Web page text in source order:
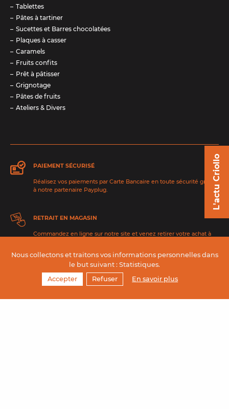
Nous collectons et traitons vos informations personnelles dans
le but suivant : Statistiques.
Accepter
Refuser En savoir plus
L'actu Criollo
Tablettes
Pâtes à tartiner
Sucettes et Barres chocolatées
Plaques à casser
Caramels
Fruits confits
Prêt à pâtisser
Grignotage
Pâtes de fruits
Ateliers & Divers
PAIEMENT SÉCURISÉ
Réalisez vos paiements par Carte Bancaire en toute sécurité grâce
à notre partenaire Payplug.
RETRAIT EN MAGASIN
Commandez en ligne sur notre site et venez retirer votre achat à
Expédiez en France et en Allemagne avec Chronopost, et recevez